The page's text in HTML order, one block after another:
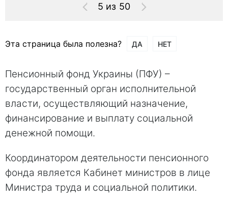
5 из 50
Эта страница была полезна? ДА НЕТ
Пенсионный фонд Украины (ПФУ) –
государственный орган исполнительной
власти, осуществляющий назначение,
финансирование и выплату социальной
денежной помощи.
Координатором деятельности пенсионного
фонда является Кабинет министров в лице
Министра труда и социальной политики.